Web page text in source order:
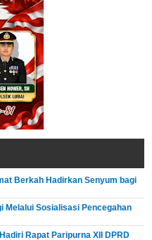
Berkah Hadirkan Senyum bagi
Melalui Sosialisasi Pencegahan
Rapat Paripurna XII DPRD